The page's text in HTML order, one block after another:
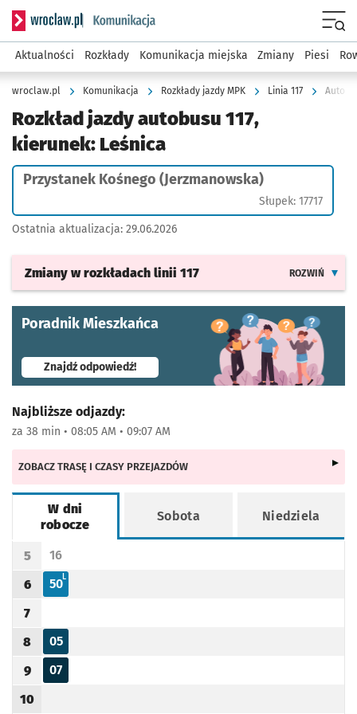
Serwis informacyjny wroclaw.pl podserwis: Komunikacja
Aktualności Rozkłady Komunikacja miejska Zmiany Piesi
wroclaw.pl Komunikacja Rozkłady jazdy MPK Linia 117
Rozkład jazdy autobusu 117,
kierunek: Leśnica
Przystanek Kośnego (Jerzmanowska)
Słupek: 17717
Ostatnia aktualizacja: 29.06.2026
Zmiany w rozkładach linii 117 ROZWIŃ
Poradnik Mieszkańca
Znajdź odpowiedź!- otworzy się w nowej karcie
Najbliższe odjazdy:
za 38 min • 08:05 AM • 09:07 AM
ZOBACZ TRASĘ I CZASY PRZEJAZDÓW
W dni
robocze
Sobota Niedziela
Rozkład jazdy -
Godzina odjazdu
5
Odjazd
16
minut po godzinie 5
Godzina odjazdu
6
Odjazd
50
minut po godzinie 6
LL - KURS DO LEŚNICY Z POMINIĘCIEM UL. RUBCZAKA
Godzina odjazdu
7
Godzina odjazdu
8
Odjazd
05
minut po godzinie 8
Godzina odjazdu
9
Odjazd
07
minut po godzinie 9
Godzina odjazdu
10